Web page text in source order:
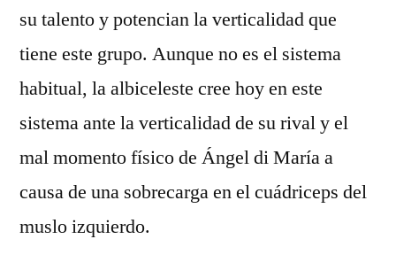
su talento y potencian la verticalidad que
tiene este grupo. Aunque no es el sistema
habitual, la albiceleste cree hoy en este
sistema ante la verticalidad de su rival y el
mal momento físico de Ángel di María a
causa de una sobrecarga en el cuádriceps del
muslo izquierdo.